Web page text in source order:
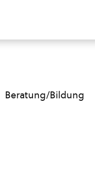
Beratung/Bildung